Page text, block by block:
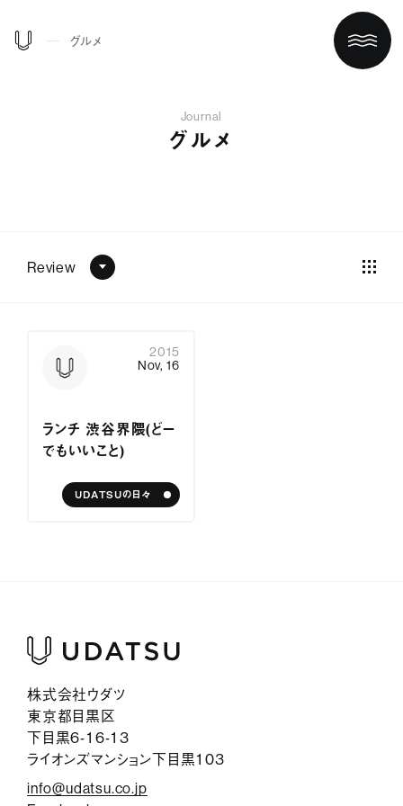
グルメ
Journal
グルメ
Review
2015
Nov, 16
ランチ 渋谷界隈（どー
でもいいこと）
UDATSUの日々
株式会社ウダツ
東京都目黒区
下目黒6-16-13
ライオンズマンション下目黒103
info@udatsu.co.jp
買う/借りる
リノベする
サービス紹介
ジャーナル
お問い合わせ